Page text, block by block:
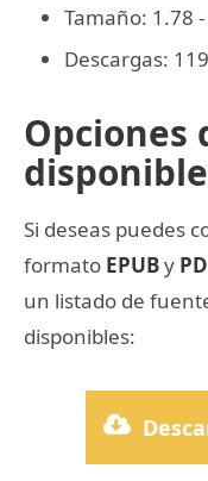
Tamaño: 1.78
Descargas:
Opciones
Si deseas puedes
formato EPUBy
un listado de
disponibles: